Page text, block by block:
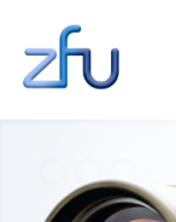
Zentralstelle